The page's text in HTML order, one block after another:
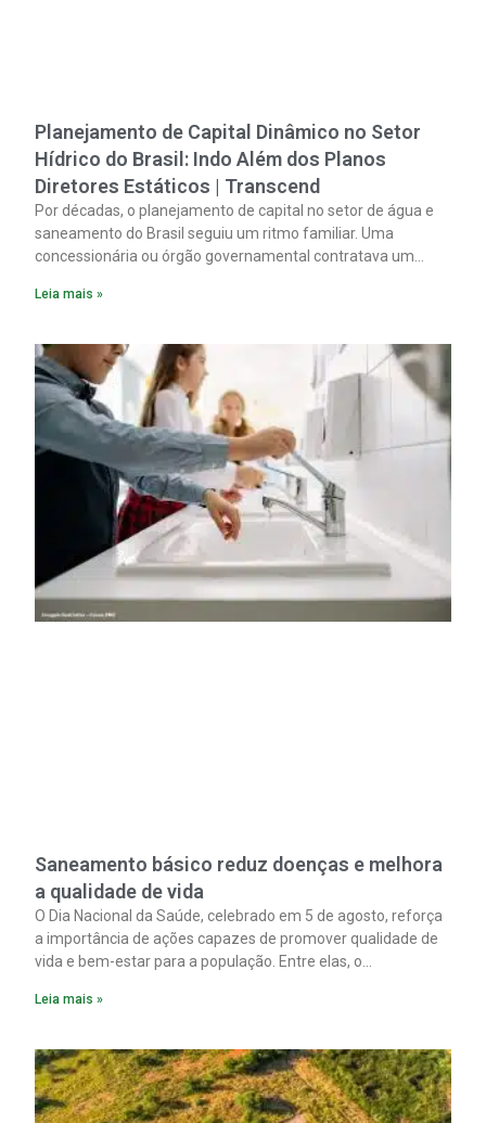
Planejamento de Capital Dinâmico no Setor
Hídrico do Brasil: Indo Além dos Planos
Diretores Estáticos | Transcend
Por décadas, o planejamento de capital no setor de água e
saneamento do Brasil seguiu um ritmo familiar. Uma
concessionária ou órgão governamental contratava um
Leia mais »
Saneamento básico reduz doenças e melhora
a qualidade de vida
O Dia Nacional da Saúde, celebrado em 5 de agosto, reforça
a importância de ações capazes de promover qualidade de
vida e bem-estar para a população. Entre elas, o
serviços de coleta e tratamento de esgoto contribui
melhora as condições de saúde pública.
Leia mais »